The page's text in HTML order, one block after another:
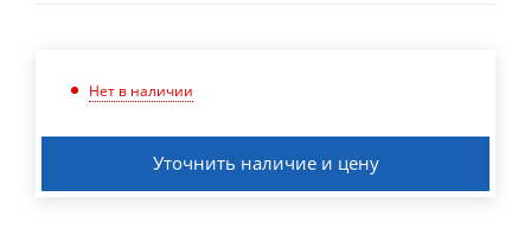
Нет в наличии
Уточнить наличие и цену